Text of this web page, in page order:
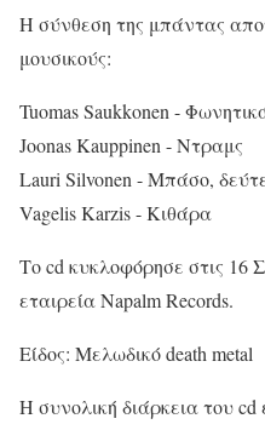
Η σύνθεση της μπάντας
μουσικούς:
Tuomas Saukkonen -
Joonas Kauppinen - Ντραμς
Lauri Silvonen - Μπάσο,
Vagelis Karzis - Κιθάρα
Το cd κυκλοφόρησε στις 16
εταιρεία Napalm Records.
Είδος: Μελωδικό death metal
Η συνολική διάρκεια του